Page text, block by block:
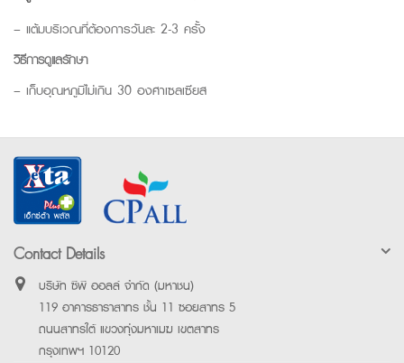
– แต้มบริเวณที่ต้องการวันละ 2-3 ครั้ง
วิธีการดูแลรักษา
– เก็บอุณหภูมิไม่เกิน 30 องศาเซลเซียส
Contact Details
บริษัท ซีพี ออลล์ จำกัด (มหาชน)
119 อาคารธาราสาทร ชั้น 11 ซอยสาทร 5
ถนนสาทรใต้ แขวงทุ่งมหาเมฆ เขตสาทร
กรุงเทพฯ 10120